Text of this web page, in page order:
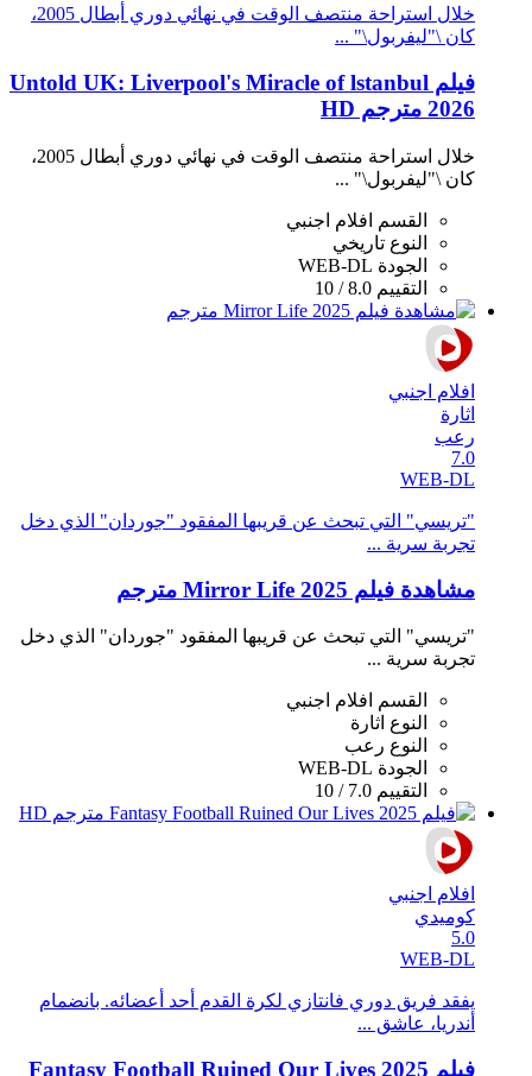
خلال استراحة منتصف الوقت في نهائي دوري أبطال 2005،
كان \"ليفربول\" ...
فيلم Untold UK: Liverpool's​ Miracle​ of​ lstanbul
2026 مترجم HD
خلال استراحة منتصف الوقت في نهائي دوري أبطال 2005،
كان \"ليفربول\" ...
القسم
افلام اجنبي
النوع تاريخي
الجودة WEB-DL
التقييم 8.0 / 10
افلام اجنبي
اثارة
رعب
7.0
WEB-DL
"تريسي" التي تبحث عن قريبها المفقود "جوردان" الذي دخل
تجربة سرية ...
مشاهدة فيلم Mirror Life 2025 مترجم
"تريسي" التي تبحث عن قريبها المفقود "جوردان" الذي دخل
تجربة سرية ...
القسم
افلام اجنبي
النوع اثارة
النوع رعب
الجودة WEB-DL
التقييم 7.0 / 10
افلام اجنبي
كوميدي
5.0
WEB-DL
يفقد فريق دوري فانتازي لكرة القدم أحد أعضائه. بانضمام
أندريا، عاشق ...
فيلم Fantasy Football Ruined Our Lives 2025